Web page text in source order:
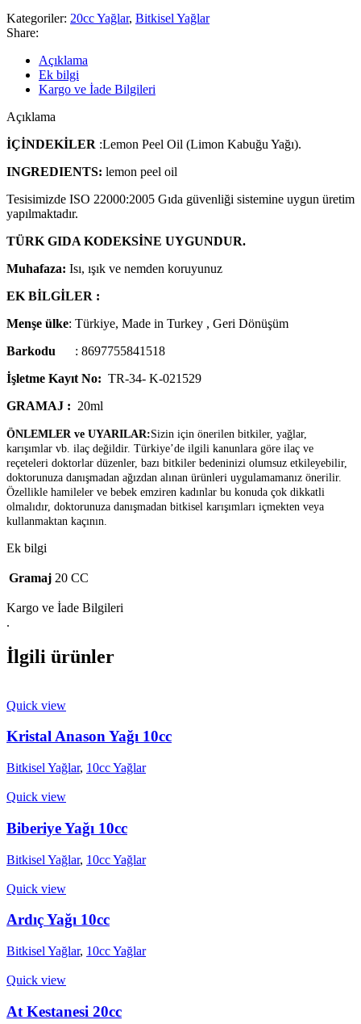
Kategoriler: 20cc Yağlar, Bitkisel Yağlar
Share:
Açıklama
Ek bilgi
Kargo ve İade Bilgileri
Açıklama
İÇİNDEKİLER :Lemon Peel Oil (Limon Kabuğu Yağı).
INGREDIENTS: lemon peel oil
Tesisimizde ISO 22000:2005 Gıda güvenliği sistemine uygun üretim
yapılmaktadır.
TÜRK GIDA KODEKSİNE UYGUNDUR.
Muhafaza: Isı, ışık ve nemden koruyunuz
EK BİLGİLER :
Menşe ülke: Türkiye, Made in Turkey , Geri Dönüşüm
Barkodu
: 8697755841518
İşletme Kayıt No: TR-34- K-021529
GRAMAJ : 20ml
ÖNLEMLER ve UYARILAR:Sizin için önerilen bitkiler, yağlar,
karışımlar vb. ilaç değildir. Türkiye’de ilgili kanunlara göre ilaç ve
reçeteleri doktorlar düzenler, bazı bitkiler bedeninizi olumsuz etkileyebilir,
doktorunuza danışmadan ağızdan alınan ürünleri uygulamamanız önerilir.
Özellikle hamileler ve bebek emziren kadınlar bu konuda çok dikkatli
olmalıdır, doktorunuza danışmadan bitkisel karışımları içmekten veya
kullanmaktan kaçının.
Ek bilgi
Gramaj 20 CC
Kargo ve İade Bilgileri
.
İlgili ürünler
Quick view
Kristal Anason Yağı 10cc
Bitkisel Yağlar, 10cc Yağlar
Quick view
Biberiye Yağı 10cc
Bitkisel Yağlar, 10cc Yağlar
Quick view
Ardıç Yağı 10cc
Bitkisel Yağlar, 10cc Yağlar
Quick view
At Kestanesi 20cc